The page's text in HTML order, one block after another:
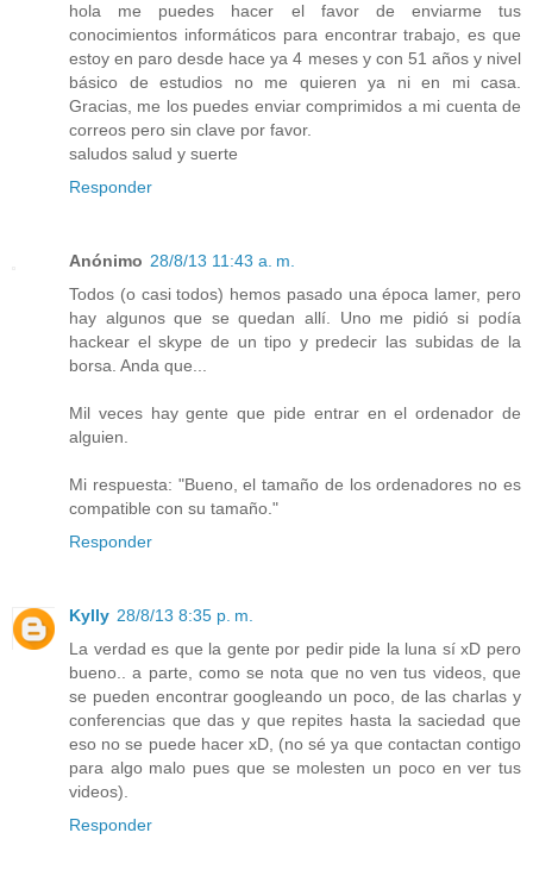
hola me puedes hacer el favor de enviarme tus
conocimientos informáticos para encontrar trabajo, es que
estoy en paro desde hace ya 4 meses y con 51 años y nivel
básico de estudios no me quieren ya ni en mi casa.
Gracias, me los puedes enviar comprimidos a mi cuenta de
correos pero sin clave por favor.
saludos salud y suerte
Responder
Anónimo 28/8/13 11:43 a. m.
Todos (o casi todos) hemos pasado una época lamer, pero
hay algunos que se quedan allí. Uno me pidió si podía
hackear el skype de un tipo y predecir las subidas de la
borsa. Anda que...
Mil veces hay gente que pide entrar en el ordenador de
alguien.
Mi respuesta: "Bueno, el tamaño de los ordenadores no es
compatible con su tamaño."
Responder
Kylly 28/8/13 8:35 p. m.
La verdad es que la gente por pedir pide la luna sí xD pero
bueno.. a parte, como se nota que no ven tus videos, que
se pueden encontrar googleando un poco, de las charlas y
conferencias que das y que repites hasta la saciedad que
eso no se puede hacer xD, (no sé ya que contactan contigo
para algo malo pues que se molesten un poco en ver tus
videos).
Responder